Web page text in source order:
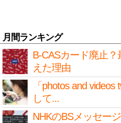
月間ランキング
B-CASカード廃止
えた理由
「photos and
して...
NHKのBSメッセー